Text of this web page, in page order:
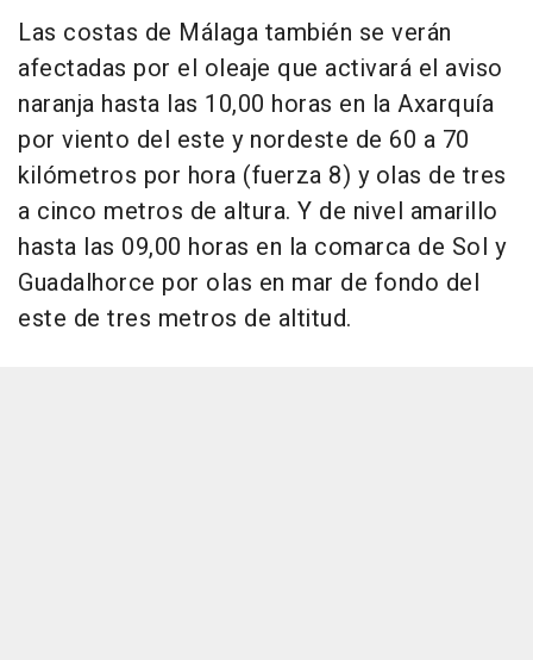
Las costas de Málaga también se verán
afectadas por el oleaje que activará el aviso
naranja hasta las 10,00 horas en la Axarquía
por viento del este y nordeste de 60 a 70
kilómetros por hora (fuerza 8) y olas de tres
a cinco metros de altura. Y de nivel amarillo
hasta las 09,00 horas en la comarca de Sol y
Guadalhorce por olas en mar de fondo del
este de tres metros de altitud.